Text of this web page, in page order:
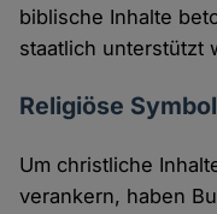
biblische Inhalte
staatlich unterstützt
Religiöse
Um christliche
verankern, haben